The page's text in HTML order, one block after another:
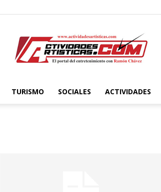
Actividadesartisticas.com
TURISMO SOCIALES ACTIVIDADES